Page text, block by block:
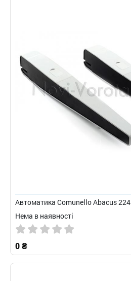
Автоматика Comunello Abacus 224
Нема в наявності
0 ₴